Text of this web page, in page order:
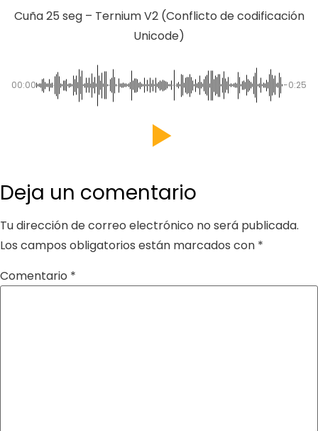
Cuña 25 seg – Ternium V2 (Conflicto de codificación
Unicode)
00:00 -0:25
Deja un comentario
Tu dirección de correo electrónico no será publicada.
Los campos obligatorios están marcados con *
Comentario *